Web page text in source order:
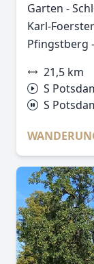
Garten -
Karl-
Pfingstberg
21,5 km
S
S